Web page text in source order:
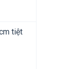
tiệt